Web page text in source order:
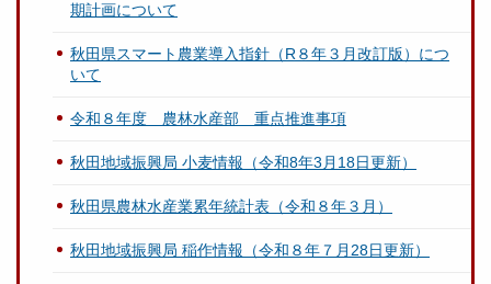
期計画について
秋田県スマート農業導入指針（R８年３月改訂版）につ
いて
令和８年度 農林水産部 重点推進事項
秋田地域振興局 小麦情報（令和8年3月18日更新）
秋田県農林水産業累年統計表（令和８年３月）
秋田地域振興局 稲作情報（令和８年７月28日更新）